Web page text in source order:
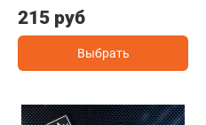
215 руб
Выбрать